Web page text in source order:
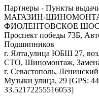
Партнеры - Пункты
МАГАЗИН-
ФИОЛЕНТОВСКОЕ ШОССЕ,
Проспект победы 73Б,
Подшипников
г. Ялта,улица ЮБШ 27,
СТО, Шиномонтаж,
г. Севастополь,
Музыки улица, 29 [GPS:
33.52172255516053]